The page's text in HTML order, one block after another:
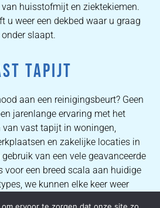
huisstofmijt en ziektekiemen.
u weer een dekbed waar u graag
onder slaapt.
TAPIJT
aan een reinigingsbeurt? Geen
jarenlange ervaring met het
van vast tapijt in woningen,
en zakelijke locaties in
van een vele geavanceerde
voor een breed scala aan huidige
we kunnen elke keer weer